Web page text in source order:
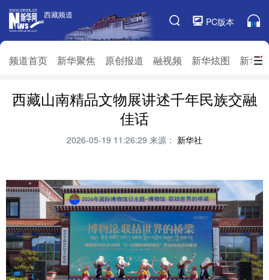
西藏频道
PC版本
频道首页 新华聚焦 原创报道 融视频 新华炫图 新华
西藏频道
频道栏目
频道首页 新华聚焦 原创报道
融视频
新华访谈 新华云直播
生态西藏 文化旅游
西藏山南精品文物展讲述千年民族交融
佳话
2026-05-19 11:26:29 来源： 新华社